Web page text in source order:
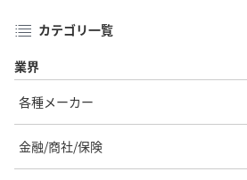
カテゴリ一覧
業界
各種メーカー
金融/商社/保険